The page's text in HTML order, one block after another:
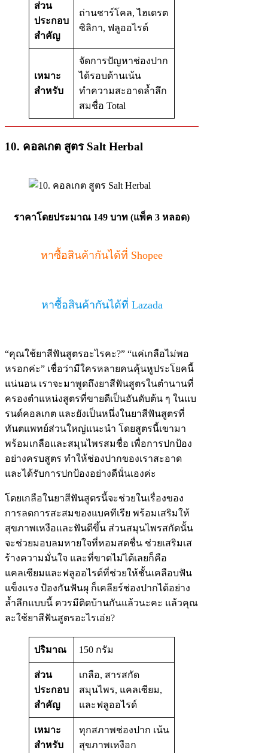
ส่วน
ประกอบ
สำคัญ
ถ่านชาร์โคล, ไฮเดรต
ซิลิกา, ฟลูออไรด์
เหมาะ
สำหรับ
จัดการปัญหาช่องปาก
ได้รอบด้านเน้น
ทำความสะอาดล้ำลึก
สมชื่อ Total
10. คอลเกต สูตร Salt Herbal
ราคาโดยประมาณ 149 บาท (แพ็ค 3 หลอด)
หาซื้อสินค้ากันได้ที่ Shopee
หาซื้อสินค้ากันได้ที่ Lazada
“คุณใช้ยาสีฟันสูตรอะไรคะ?” “แค่เกลือไม่พอ
หรอกค่ะ” เชื่อว่ามีใครหลายคนคุ้นหูประโยคนี้
แน่นอน เราจะมาพูดถึงยาสีฟันสูตรในตำนานที่
ครองตำแหน่งสูตรที่ขายดีเป็นอันดับต้น ๆ ในแบ
รนด์คอลเกต และยังเป็นหนึ่งในยาสีฟันสูตรที่
ทันตแพทย์ส่วนใหญ่แนะนำ โดยสูตรนี้เขามา
พร้อมเกลือและสมุนไพรสมชื่อ เพื่อการปกป้อง
อย่างครบสูตร ทำให้ช่องปากของเราสะอาด
และได้รับการปกป้องอย่างดีนั่นเองค่ะ
โดยเกลือในยาสีฟันสูตรนี้จะช่วยในเรื่องของ
การลดการสะสมของแบคทีเรีย พร้อมเสริมให้
สุขภาพเหงือและฟันดีขึ้น ส่วนสมุนไพรสกัดนั้น
จะช่วยมอบลมหายใจที่หอมสดชื่น ช่วยเสริมเส
ร้างความมั่นใจ และที่ขาดไม่ได้เลยก็คือ
แคลเซียมและฟลูออไรด์ที่ช่วยให้ชั้นเคลือบฟัน
แข็งแรง ป้องกันฟันผุ ก็เคลียร์ช่องปากได้อย่าง
ล้ำลึกแบบนี้ ควรมีติดบ้านกันแล้วนะคะ แล้วคุณ
ละใช้ยาสีฟันสูตรอะไรเอ่ย?
ปริมาณ 150 กรัม
ส่วน
ประกอบ
สำคัญ
เกลือ, สารสกัด
สมุนไพร, แคลเซียม,
และฟลูออไรด์
เหมาะ
สำหรับ
ทุกสภาพช่องปาก เน้น
สุขภาพเหงือก